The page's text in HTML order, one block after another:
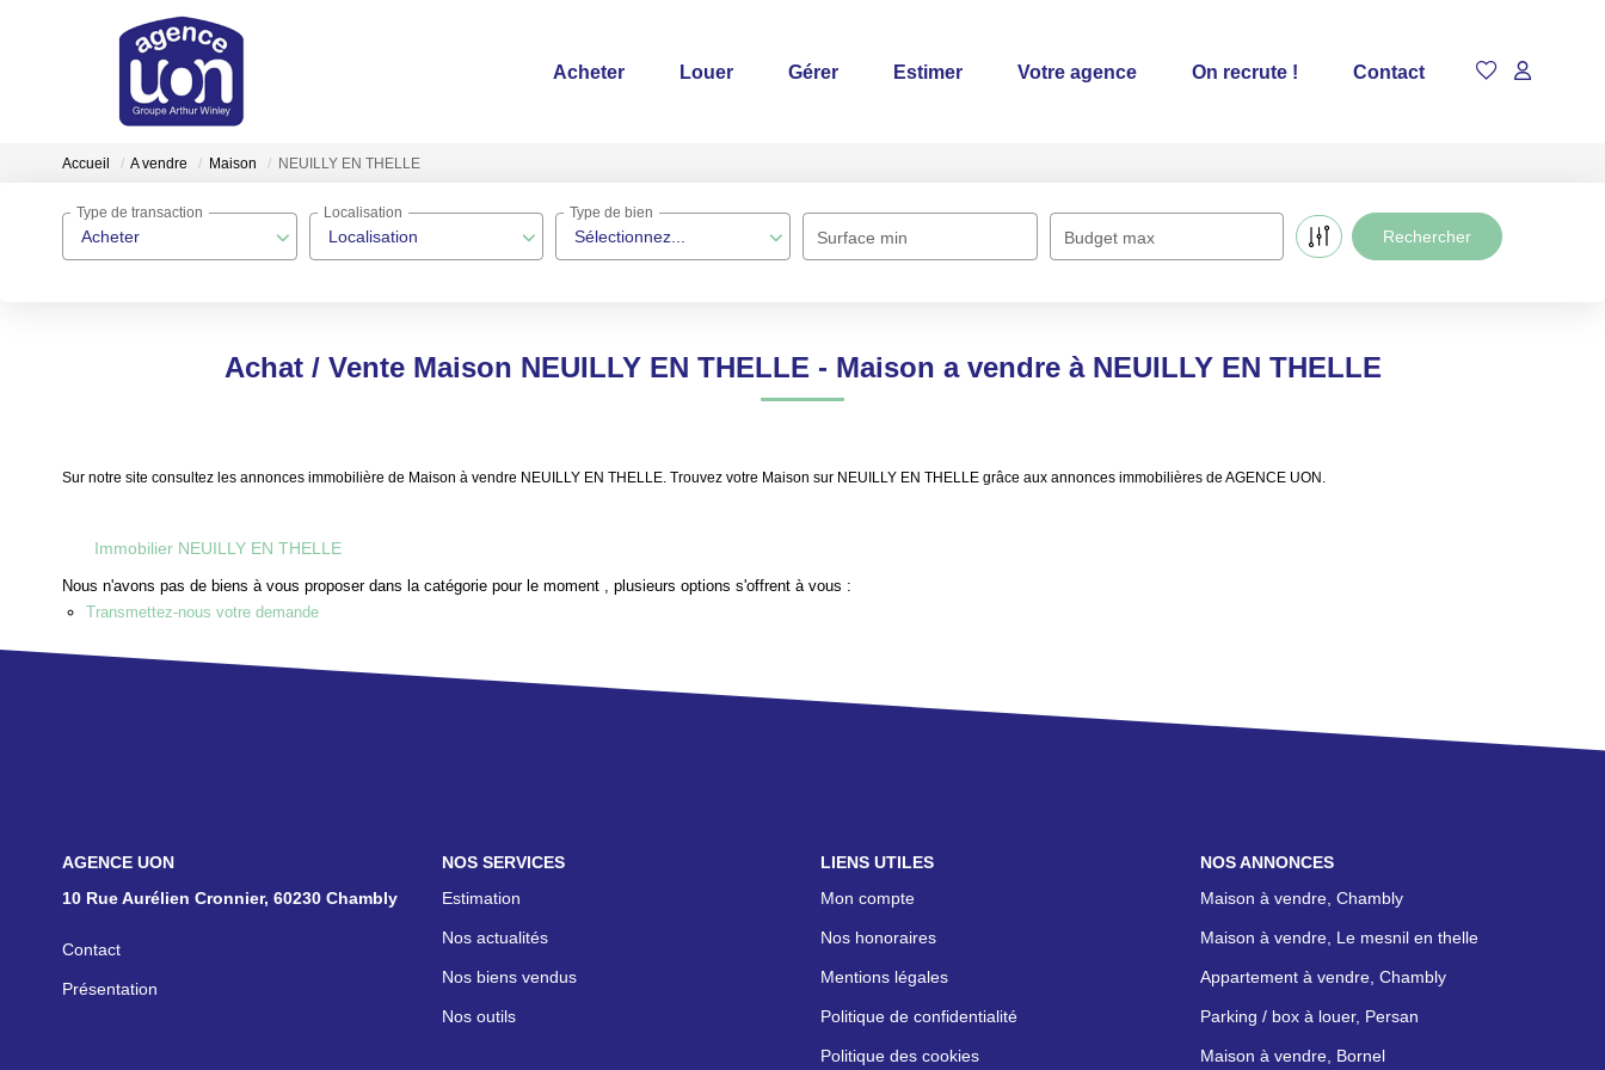
Acheter Louer Gérer Estimer Votre agence On recrute ! Contact
Accueil A vendre Maison NEUILLY EN THELLE
Acheter
Type de transaction
Localisation
Localisation
Sélectionnez...
Type de bien
Surface min Budget max
Achat / Vente Maison NEUILLY EN THELLE - Maison a vendre à NEUILLY EN THELLE
Sur notre site consultez les annonces immobilière de Maison à vendre NEUILLY EN THELLE. Trouvez votre Maison sur NEUILLY EN THELLE grâce aux annonces immobilières de AGENCE UON.
Immobilier NEUILLY EN THELLE
Nous n'avons pas de biens à vous proposer dans la catégorie pour le moment , plusieurs options s'offrent à vous :
Transmettez-nous votre demande
NOS AGENCES
10 Rue Aurélien Cronnier, 60230 Chambly
Contact
Présentation
NOS SERVICES
Estimation
Nos actualités
Nos biens vendus
Nos outils
LIENS UTILES
Mon compte
Nos honoraires
Mentions légales
Politique de confidentialité
Politique des cookies
NOS ANNONCES
Maison à vendre, Chambly
Maison à vendre, Le mesnil en thelle
Appartement à vendre, Chambly
Parking / box à louer, Persan
Maison à vendre, Bornel